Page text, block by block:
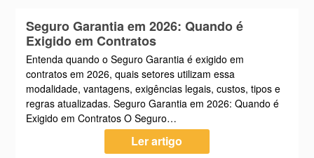
Seguro Garantia em 2026: Quando é
Exigido em Contratos
Entenda quando o Seguro Garantia é exigido em
contratos em 2026, quais setores utilizam essa
modalidade, vantagens, exigências legais, custos, tipos e
regras atualizadas. Seguro Garantia em 2026: Quando é
Exigido em Contratos O Seguro…
Ler artigo